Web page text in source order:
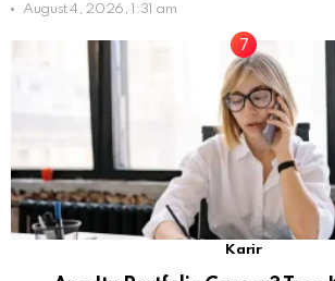
August 4, 2026, 1:31 am
Karir